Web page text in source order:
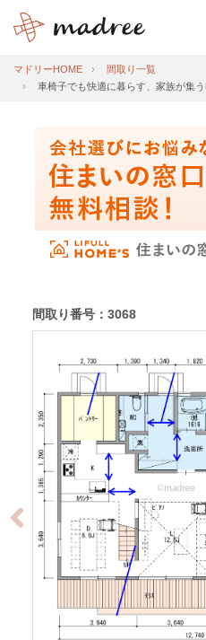
マドリーHOME
間取り一覧
車椅子でも快適に暮らす、家族が集
間取り番号：3068